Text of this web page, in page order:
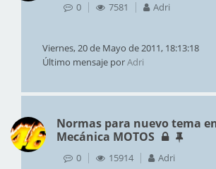
0 7581 Adri
Viernes, 20 de Mayo de 2011, 18:13:18
Último mensaje porAdri
Normas para nuevo tema
Mecánica MOTOS
0 15914 Adri